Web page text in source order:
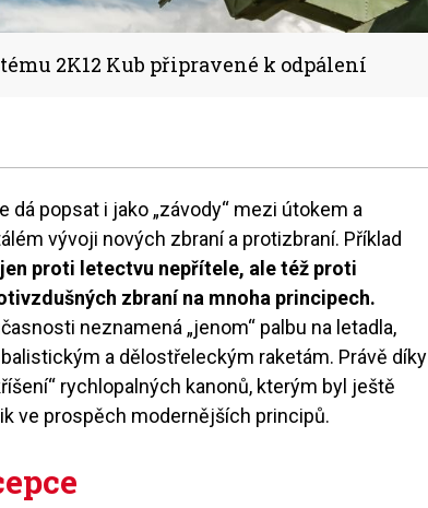
2K12 Kub připravené k odpálení
popsat i jako „závody“ mezi útokem a
vývoji nových zbraní a protizbraní. Příklad
proti letectvu nepřítele, ale též proti
zbraní na mnoha principech.
neznamená „jenom“ palbu na letadla,
a dělostřeleckým raketám. Právě díky
rychlopalných kanonů, kterým byl ještě
ve prospěch modernějších principů.